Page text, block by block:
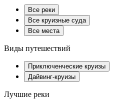
Все реки
Все круизные суда
Все места
Виды путешествий
Приключенческие круизы
Дайвинг-круизы
Лучшие реки